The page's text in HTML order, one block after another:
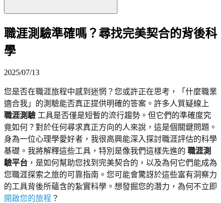
職涯測驗準確嗎？尋找完美契合的背後科
學
2025/07/13
您是否在職涯旅程中感到迷惘？您或許正在思考，「什麼職業
適合我」的測驗能否真正提供明確的答案。許多人質疑線上
職涯測驗 工具是否僅是短暫的流行趨勢。但它們的準確度究
竟如何？對於任何尋求真正方向的人來說，這是個關鍵問題。
身為一位心理學愛好者，我很高興能深入探討職涯評估的科學
基礎。我將解釋這些工具，特別是像我們這樣先進的 職涯測
驗平台 ，是如何幫助您找到完美契合的，以及為何它們能成為
您職涯探索之旅的可靠指南。您可能會驚訝於這些富有洞察力
的工具背後所蘊含的紮實科學。想發掘您的潛力，為何不立即
開啟您的旅程 ？